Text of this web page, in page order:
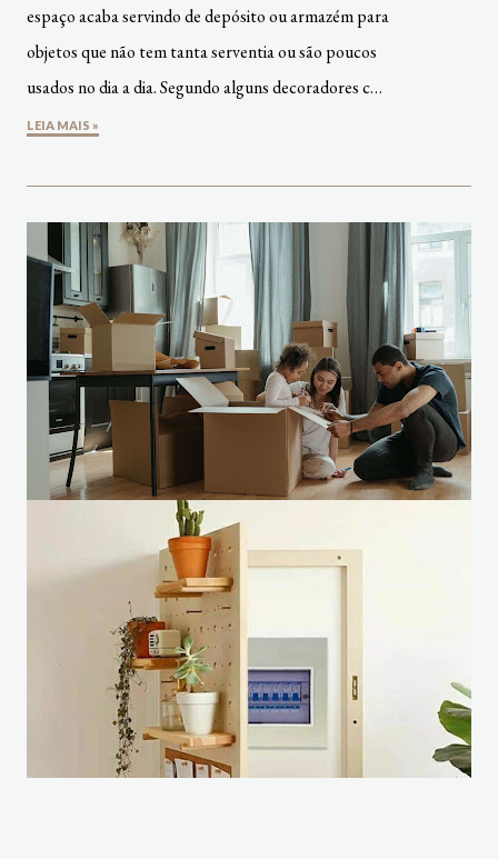
espaço acaba servindo de depósito ou armazém para
objetos que não tem tanta serventia ou são poucos
usados no dia a dia. Segundo alguns decoradores c…
LEIA MAIS »